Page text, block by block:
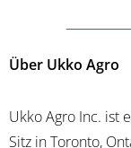
Über Ukko Agro
Ukko Agro Inc. ist
Sitz in Toronto,